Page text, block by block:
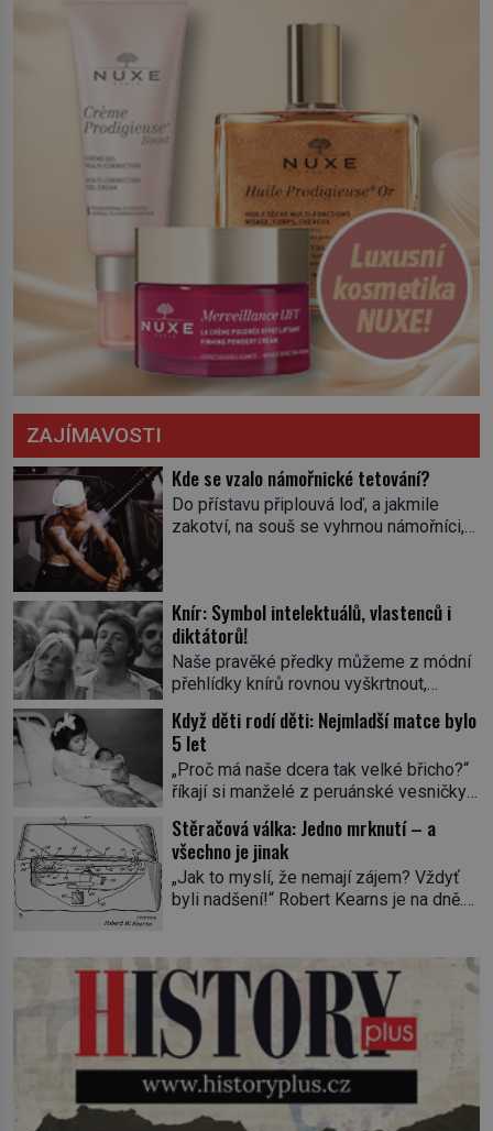
opatření, která mají posílit obranu jeho
království. Zajistit hodlá především
ZAJÍMAVOSTI
Kde se vzalo námořnické tetování?
Do přístavu připlouvá loď, a jakmile
zakotví, na souš se vyhrnou námořníci,
potetované paže. Námořnická kérka je
totiž něco jako uniforma. Tetování jako
takové má velmi hlubokou minulost.
Tetovaný je už pračlověk Ötzi, který
Knír: Symbol intelektuálů, vlastenců i
diktátorů!
Naše pravěké předky můžeme z módní
přehlídky knírů rovnou vyškrtnout,
jedním z nejstarších knírů musíme až do
starověkého Egypta. Najdeme ho na
soše egyptského prince Rahotepa, jenž
žil ve 26. století před naším
letopočtem! Není to ale něco obvyklého,
proto právě obyvatelé ze stínu pyramid
dbají na hygienu a kompletně holí […]
Když děti rodí děti: Nejmladší matce bylo
5 let
„Proč má naše dcera tak velké břicho?“
říkají si manželé z peruánské vesničky
nemocnice. Nemá ale v břiše nádor, jak
se obávali, ale sedmiměsíční plod! Ve
věku 5 let, 7 měsíců a 21 dnů porodí
Lina Medina (*1933) císařským řezem
Stěračová válka: Jedno mrknutí – a
všechno je jinak
„Jak to myslí, že nemají zájem? Vždyť
byli nadšení!“ Robert Kearns je na dně.
fabriky první modely s Kearnsovým
zlepšovákem. Začíná spor, kterému
génius obětuje vše – čas, rodinu i sám
sebe. Američan Robert William Kearns
(1927–2005), který během vlastní
svatby přijde […]